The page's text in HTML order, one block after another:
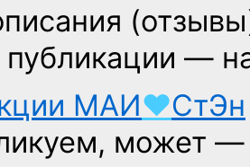
—
МАИ♥СтЭн
может